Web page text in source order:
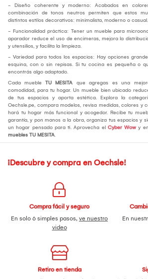
- Diseño coherente y moderno: Acabados en
combinación de tonos neutros permiten que estos
distintos estilos decorativos: minimalista, moderno o casual.
- Funcionalidad práctica: Tener un mueble para
aparador reduce el uso de encimeras, mejora la
y utensilios, y facilita la limpieza.
- Variedad para todos los espacios: Hay opciones
esquina, con o sin repisas. Si tu cocina es pequeña o
encontrás algo adaptado.
Cada mueble TU MESITA que agregas es una
comodidad, para tu hogar. Un mueble bien ubicado
de tus espacios y aporta estética. Explora la
Oechsle.pe, compara modelos, revisa medidas, colores y
hará tu hogar más funcional y acogedor. Recibe tu
garantía, y pon manos a la obra, organiza tus espacios y
un hogar pensado para ti. Aprovecha el Cyber Wow y
muebles TU MESITA.
¡Descubre y compra en Oechsle!
Compra fácil y seguro
En solo 6 simples pasos, ve nuestro
video
En
Retiro en tienda